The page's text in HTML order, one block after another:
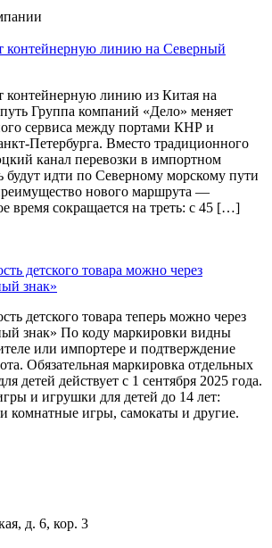
контейнерную линию на Северный
контейнерную линию из Китая на
Группа компаний «Дело» меняет
сервиса между портами КНР и
Петербурга. Вместо традиционного
канал перевозки в импортном
будут идти по Северному морскому пути
нового маршрута —
время сокращается на треть: с 45 […]
детского товара можно через
знак»
детского товара теперь можно через
знак» По коду маркировки видны
или импортере и подтверждение
Обязательная маркировка отдельных
детей действует с 1 сентября 2025 года.
и игрушки для детей до 14 лет:
комнатные игры, самокаты и другие.
д. 6, кор. 3